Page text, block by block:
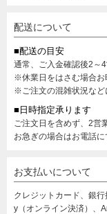
配送について
■配送の目安
通常、ご入金確認後2～
※休業日をはさむ場合お
※ご注文の混雑状況など
■日時指定承ります
ご注文日を含めず、2営
お急ぎの場合はお電話に
お支払いについて
クレジットカード、銀
y（オンライン決済）、